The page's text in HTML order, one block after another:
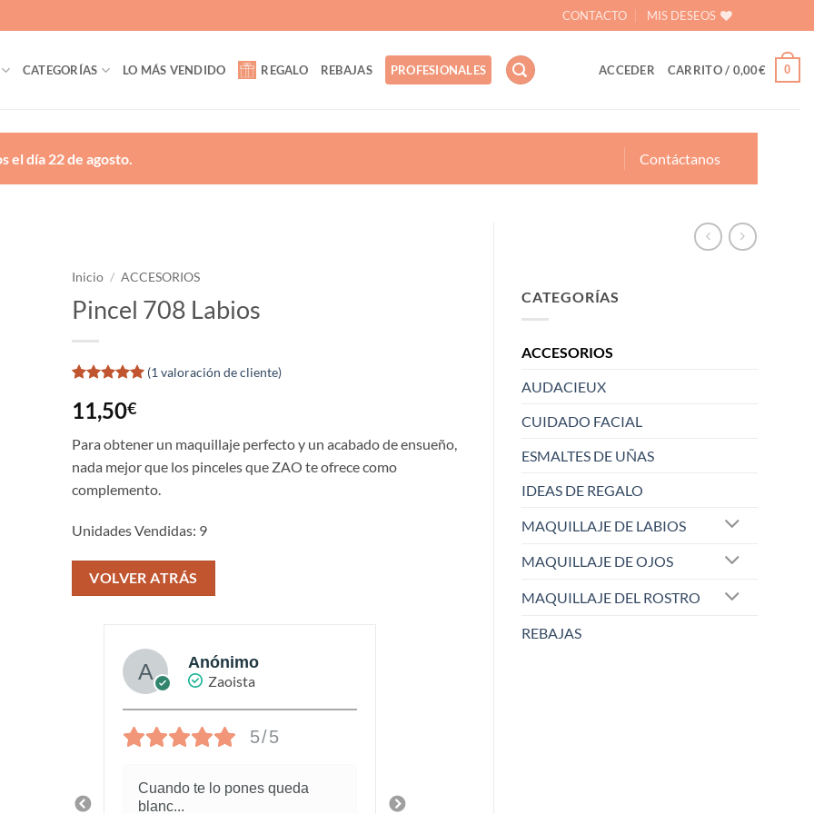
CONTACTO MIS DESEOS
CATEGORÍAS LO MÁS VENDIDO REGALO REBAJAS PROFESIONALES ACCEDER CARRITO / 0,00€ 0
Contáctanos
el día 22 de agosto.
CATEGORÍAS
ACCESORIOS
AUDACIEUX
CUIDADO FACIAL
ESMALTES DE UÑAS
IDEAS DE REGALO
MAQUILLAJE DE LABIOS
MAQUILLAJE DE OJOS
MAQUILLAJE DEL ROSTRO
REBAJAS
Inicio / ACCESORIOS
Pincel 708 Labios
con
5de 5
en base a
valoración
de un
cliente
(1 valoración de cliente)
11,50€
Para obtener un maquillaje perfecto y un acabado de ensueño,
nada mejor que los pinceles que ZAO te ofrece como
complemento.
Unidades Vendidas: 9
VOLVER ATRÁS
Anónimo
Zaoista
5/5
Cuando te lo pones queda
blanc...